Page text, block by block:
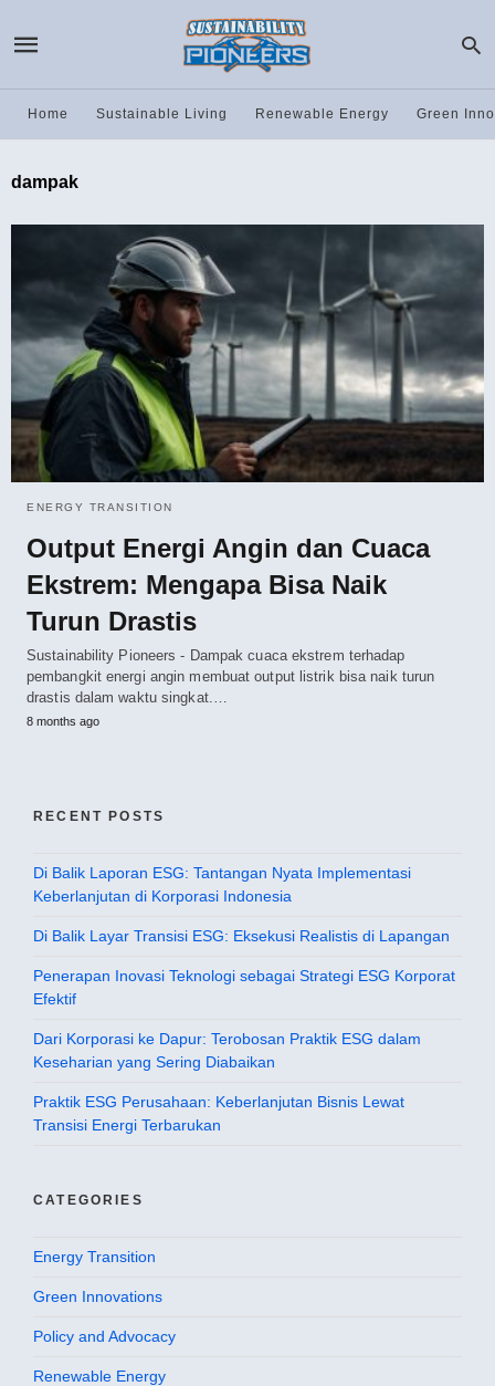
Home Sustainable Living Renewable Energy Green
dampak
ENERGY TRANSITION
Output Energi Angin dan Cuaca
Ekstrem: Mengapa Bisa Naik
Turun Drastis
Sustainability Pioneers - Dampak cuaca ekstrem terhadap
pembangkit energi angin membuat output listrik bisa naik turun
drastis dalam waktu singkat.…
8 months ago
RECENT POSTS
Di Balik Laporan ESG: Tantangan Nyata Implementasi
Keberlanjutan di Korporasi Indonesia
Di Balik Layar Transisi ESG: Eksekusi Realistis di Lapangan
Penerapan Inovasi Teknologi sebagai Strategi ESG Korporat
Efektif
Dari Korporasi ke Dapur: Terobosan Praktik ESG dalam
Keseharian yang Sering Diabaikan
Praktik ESG Perusahaan: Keberlanjutan Bisnis Lewat
Transisi Energi Terbarukan
CATEGORIES
Energy Transition
Green Innovations
Policy and Advocacy
Renewable Energy